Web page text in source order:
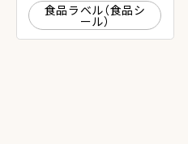
食品ラベル（食品シ
ール）